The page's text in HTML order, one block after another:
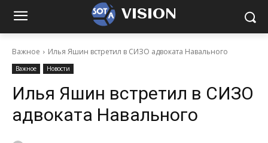
VISION
Важное Илья Яшин встретил в СИЗО адвоката Навального
Важное Новости
Илья Яшин встретил в СИЗО
адвоката Навального